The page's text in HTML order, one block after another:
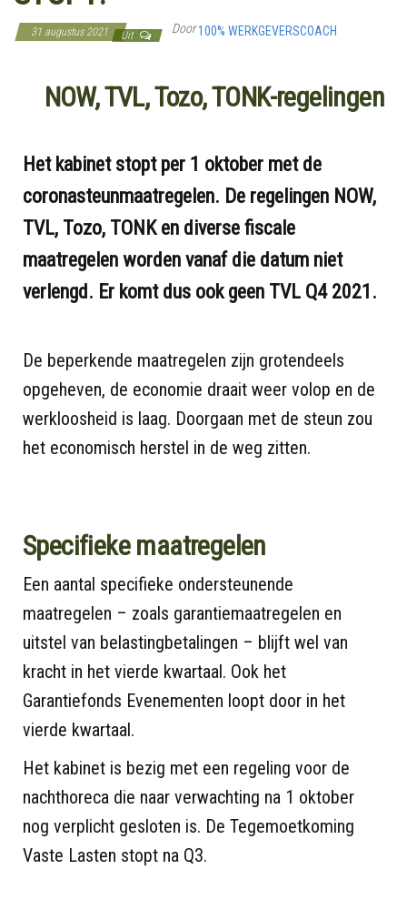
31 augustus 2021 Uit Door100% WERKGEVERSCOACH
NOW, TVL, Tozo, TONK-regelingen
Het kabinet stopt per 1 oktober met de
coronasteunmaatregelen. De regelingen NOW,
TVL, Tozo, TONK en diverse fiscale
maatregelen worden vanaf die datum niet
verlengd. Er komt dus ook geen TVL Q4 2021.
De beperkende maatregelen zijn grotendeels
opgeheven, de economie draait weer volop en de
werkloosheid is laag. Doorgaan met de steun zou
het economisch herstel in de weg zitten.
Specifieke maatregelen
Een aantal specifieke ondersteunende
maatregelen – zoals garantiemaatregelen en
uitstel van belastingbetalingen – blijft wel van
kracht in het vierde kwartaal. Ook het
Garantiefonds Evenementen loopt door in het
vierde kwartaal.
Het kabinet is bezig met een regeling voor de
nachthoreca die naar verwachting na 1 oktober
nog verplicht gesloten is. De Tegemoetkoming
Vaste Lasten stopt na Q3.